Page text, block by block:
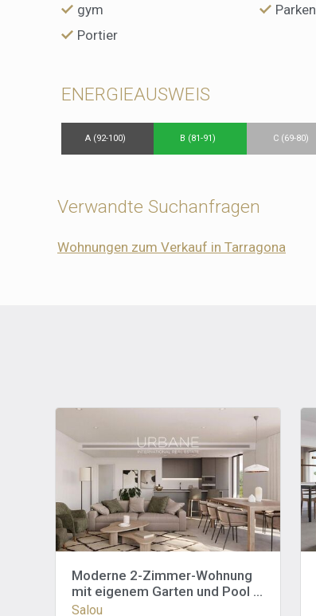
gym
Parken
Portier
ENERGIEAUSWEIS
A (92-100) B (81-91) C (69-80)
Verwandte Suchanfragen
Wohnungen zum Verkauf in Tarragona
Moderne 2-Zimmer-Wohnung
mit eigenem Garten und Pool in
Salou
Salou